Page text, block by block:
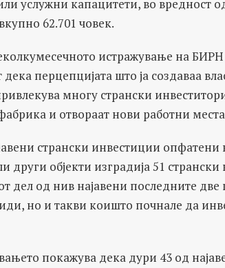
услужни капацитети, во вредност
62.701 човек.
истражување на БИРН
дека перцепцијата што ја создаваа
многу странски
и отвораат нови работни
странски инвестиции
други објекти изградија 51
дел од нив најавени последните
но и такви коишто почнале да
покажува дека дури 43 од